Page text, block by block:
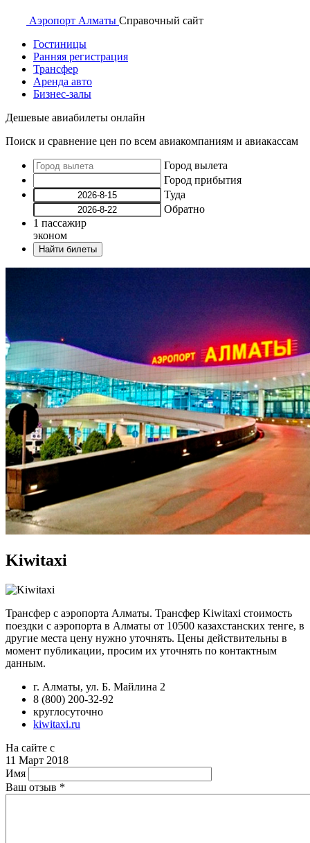
Аэропорт Алматы Справочный сайт
Гостиницы
Ранняя регистрация
Трансфер
Аренда авто
Бизнес-залы
Дешевые авиабилеты онлайн
Поиск и сравнение цен по всем авиакомпаниям и авиакассам
Город вылета
Город прибытия
Туда
Обратно
1 пассажир
эконом
Найти билеты
Kiwitaxi
Трансфер с аэропорта Алматы. Трансфер Kiwitaxi стоимость
поездки с аэропорта в Алматы от 10500 казахстанских тенге, в
другие места цену нужно уточнять. Цены действительны в
момент публикации, просим их уточнять по контактным
данным.
г. Алматы, ул. Б. Майлина 2
8 (800) 200-32-92
круглосуточно
kiwitaxi.ru
На сайте с
11 Март 2018
Имя
Ваш отзыв *